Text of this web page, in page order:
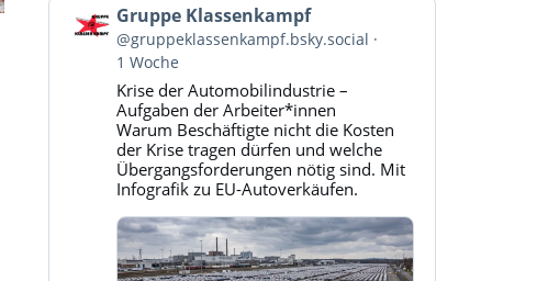
Beitrag
von
Gruppe
Klassenkampf
Bluesky
ansehen
Gruppe Klassenkampf
@gruppeklassenkampf.bsky.social
1 Woche
Krise der Automobilindustrie –
Aufgaben der Arbeiter*innen
Warum Beschäftigte nicht die Kosten
der Krise tragen dürfen und welche
Übergangsforderungen nötig sind. Mit
Infografik zu EU-Autoverkäufen.